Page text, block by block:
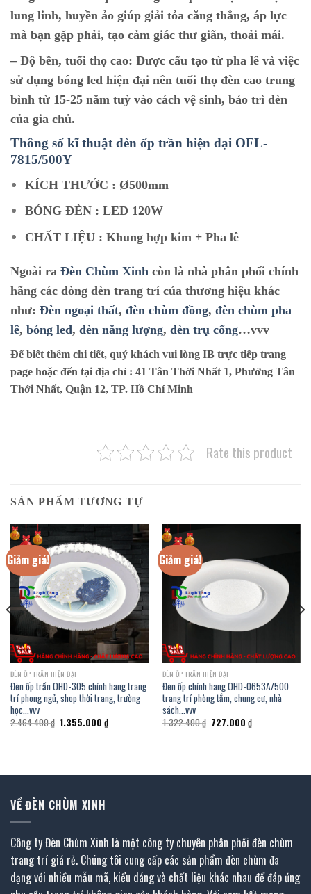
lung linh, huyền ảo giúp giải tỏa căng thẳng, áp lực
mà bạn gặp phải, tạo cảm giác thư giãn, thoải mái.
– Độ bền, tuổi thọ cao: Được cấu tạo từ pha lê và việc
sử dụng bóng led hiện đại nên tuổi thọ đèn cao trung
bình từ 15-25 năm tuỳ vào cách vệ sinh, bảo trì đèn
của gia chủ.
Thông số kĩ thuật đèn ốp trần hiện đại OFL-
7815/500Y
KÍCH THƯỚC : Ø500mm
BÓNG ĐÈN : LED 120W
CHẤT LIỆU : Khung hợp kim + Pha lê
Ngoài ra Đèn Chùm Xinh còn là nhà phân phối chính
hãng các dòng đèn trang trí của thương hiệu khác
như: Đèn ngoại thất, đèn chùm đồng, đèn chùm pha
lê, bóng led, đèn năng lượng, đèn trụ cổng…vvv
Để biết thêm chi tiết, quý khách vui lòng IB trực tiếp trang
page hoặc đến tại địa chỉ : 41 Tân Thới Nhất 1, Phường Tân
Thới Nhất, Quận 12, TP. Hồ Chí Minh
Rate this product
SẢN PHẨM TƯƠNG TỰ
Giảm giá!
ĐÈN ỐP TRẦN HIỆN ĐẠI
Đèn ốp trần OHD-305 chính hãng trang
trí phong ngủ, shop thời trang, trường
học…vvv
2.464.400₫ Giá
gốc
1.355.000 ₫Giá
hiện
Giảm giá!
ĐÈN ỐP TRẦN HIỆN ĐẠI
Đèn ốp chính hãng OHD-0653A/500
trang trí phòng tắm, chung cư, nhà
sách…vvv
1.322.400₫ Giá
gốc
727.000 ₫Giá
hiện
VỀ ĐÈN CHÙM XINH
Công ty Đèn Chùm Xinh là một công ty chuyên phân phối đèn chùm
trang trí giá rẻ. Chúng tôi cung cấp các sản phẩm đèn chùm đa
dạng với nhiều mẫu mã, kiểu dáng và chất liệu khác nhau để đáp ứng